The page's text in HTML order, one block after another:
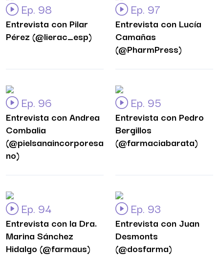
Ep. 98
Entrevista con Pilar
Pérez (@lierac_esp)
Ep. 97
Entrevista con Lucía
Camañas
(@PharmPress)
Ep. 96
Entrevista con Andrea
Combalia
(@pielsanaincorporesa
no)
Ep. 95
Entrevista con Pedro
Bergillos
(@farmaciabarata)
Ep. 94
Entrevista con la Dra.
Marina Sánchez
Hidalgo (@farmaus)
Ep. 93
Entrevista con Juan
Desmonts
(@dosfarma)